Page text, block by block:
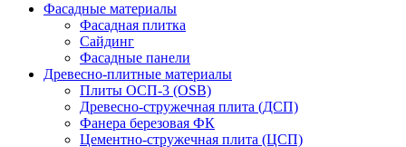
Фасадные материалы
Фасадная плитка
Сайдинг
Фасадные панели
Древесно-плитные материалы
Плиты ОСП-3 (OSB)
Древесно-стружечная плита (ДСП)
Фанера березовая ФК
Цементно-стружечная плита (ЦСП)